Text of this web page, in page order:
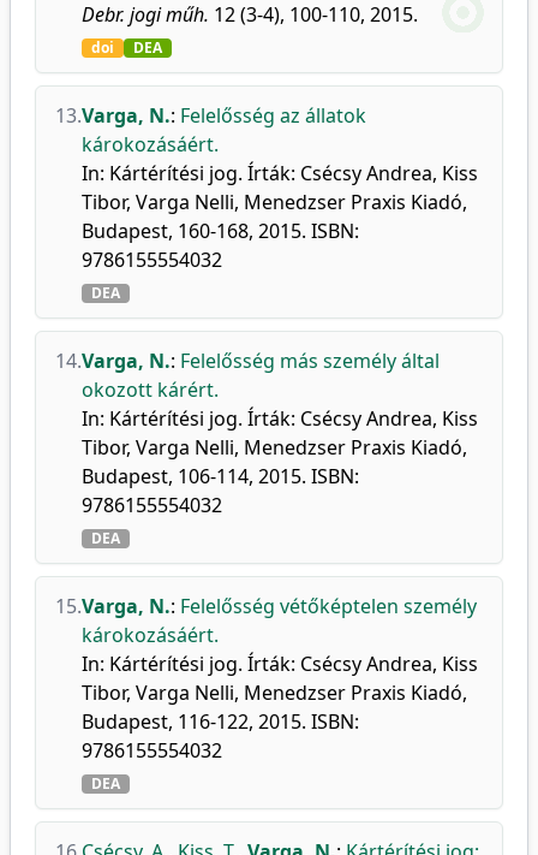
Debr. jogi műh. 12 (3-4), 100-110, 2015.
doi DEA
13.Varga, N.: Felelősség az állatok
károkozásáért.
In: Kártérítési jog. Írták: Csécsy Andrea, Kiss
Tibor, Varga Nelli, Menedzser Praxis Kiadó,
Budapest, 160-168, 2015. ISBN:
9786155554032
DEA
14.Varga, N.: Felelősség más személy által
okozott kárért.
In: Kártérítési jog. Írták: Csécsy Andrea, Kiss
Tibor, Varga Nelli, Menedzser Praxis Kiadó,
Budapest, 106-114, 2015. ISBN:
9786155554032
DEA
15.Varga, N.: Felelősség vétőképtelen személy
károkozásáért.
In: Kártérítési jog. Írták: Csécsy Andrea, Kiss
Tibor, Varga Nelli, Menedzser Praxis Kiadó,
Budapest, 116-122, 2015. ISBN:
9786155554032
DEA